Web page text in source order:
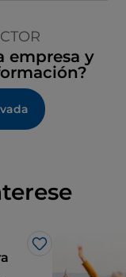
empresa y
Me gusta